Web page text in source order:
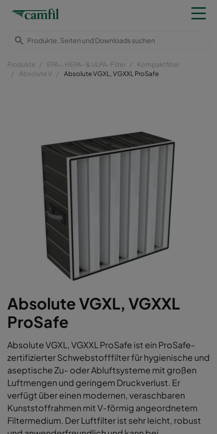
Produkte EPA-, HEPA- & ULPA-Filter
Kompaktfilter
Absolute V
Absolute VGXL, VGXXL ProSafe
Absolute VGXL, VGXXL
ProSafe
Absolute VGXL, VGXXL ProSafe ist ein ProSafe-
zertifizierter Schwebstofffilter für hygienische und
aseptische Zu- oder Abluftsysteme mit großen
Luftmengen und geringem Druckverlust. Er
verfügt über einen modernen, veraschbaren
Kunststoffrahmen mit V-förmig angeordnetem
Filtermedium. Der Luftfilter ist sehr leicht, robust